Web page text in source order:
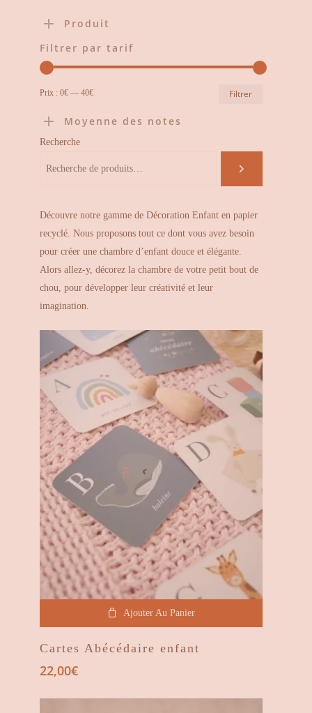
Produit
Filtrer par tarif
Filtrer
Prix : 0€— 40€
Moyenne des notes
Recherche
Découvre notre gamme de Décoration Enfant en papier
recyclé. Nous proposons tout ce dont vous avez besoin
pour créer une chambre d’enfant douce et élégante.
Alors allez-y, décorez la chambre de votre petit bout de
chou, pour développer leur créativité et leur
imagination.
Ajouter Au Panier
Cartes Abécédaire enfant
22,00€